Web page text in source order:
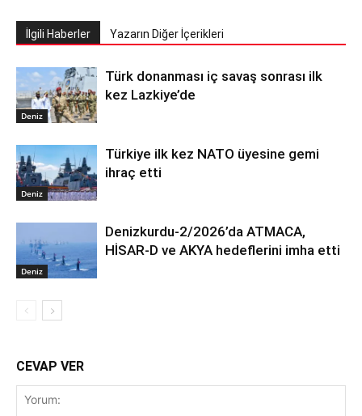
İlgili Haberler Yazarın Diğer İçerikleri
Deniz
Türk donanması iç savaş sonrası ilk
kez Lazkiye’de
Deniz
Türkiye ilk kez NATO üyesine gemi
ihraç etti
Deniz
Denizkurdu-2/2026’da ATMACA,
HİSAR-D ve AKYA hedeflerini imha etti
CEVAP VER